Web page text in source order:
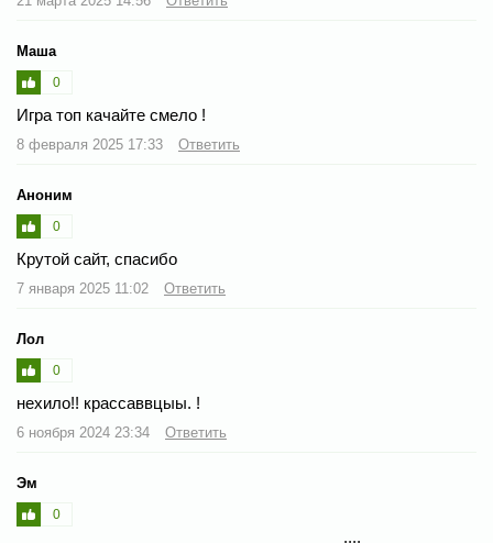
Маша
0
Игра топ качайте смело !
8 февраля 2025 17:33 Ответить
Аноним
0
Крутой сайт, спасибо
7 января 2025 11:02 Ответить
Лол
0
нехило!! крассаввцыы. !
6 ноября 2024 23:34 Ответить
Эм
0